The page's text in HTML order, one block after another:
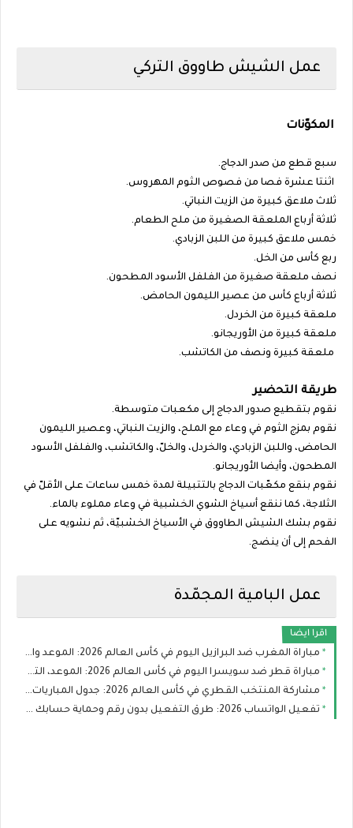
عمل الشيش طاووق التركي
المكوّنات
سبع قطع من صدر الدجاج.
اثنتا عشرة فصا من فصوص الثوم المهروس.
ثلاث ملاعق كبيرة من الزيت النباتي.
ثلاثة أرباع الملعقة الصغيرة من ملح الطعام.
خمس ملاعق كبيرة من اللبن الزبادي.
ربع كأس من الخل.
نصف ملعقة صغيرة من الفلفل الأسود المطحون.
ثلاثة أرباع كأس من عصير الليمون الحامض.
ملعقة كبيرة من الخردل.
ملعقة كبيرة من الأوريجانو.
ملعقة كبيرة ونصف من الكاتشب.
طريقة التحضير
نقوم بتقطيع صدور الدجاج إلى مكعبات متوسطة.
نقوم بمزج الثوم في وعاء مع الملح، والزيت النباتي، وعصير الليمون
الحامض، واللبن الزبادي، والخردل، والخلّ، والكاتشب، والفلفل الأسود
المطحون، وأيضا الأوريجانو.
نقوم بنقع مكعّبات الدجاج بالتتبيلة لمدة خمس ساعات على الأقلّ في
الثلاجة، كما ننقع أسياخ الشوي الخشبية في وعاء مملوء بالماء.
نقوم بشك الشيش الطاووق في الأسياخ الخشبيّة، ثم نشويه على
الفحم إلى أن ينضج.
عمل البامية المجمّدة
اقرا ايضا
مباراة المغرب ضد البرازيل اليوم في كأس العالم 2026: الموعد والقنوات الناقلة والتشكيل
مباراة قطر ضد سويسرا اليوم في كأس العالم 2026: الموعد، التشكيل، والقنوات الناقلة
مشاركة المنتخب القطري في كأس العالم 2026: جدول المباريات وفرص العنابي في التأهل
تفعيل الواتساب 2026: طرق التفعيل بدون رقم وحماية حسابك من الاختراق